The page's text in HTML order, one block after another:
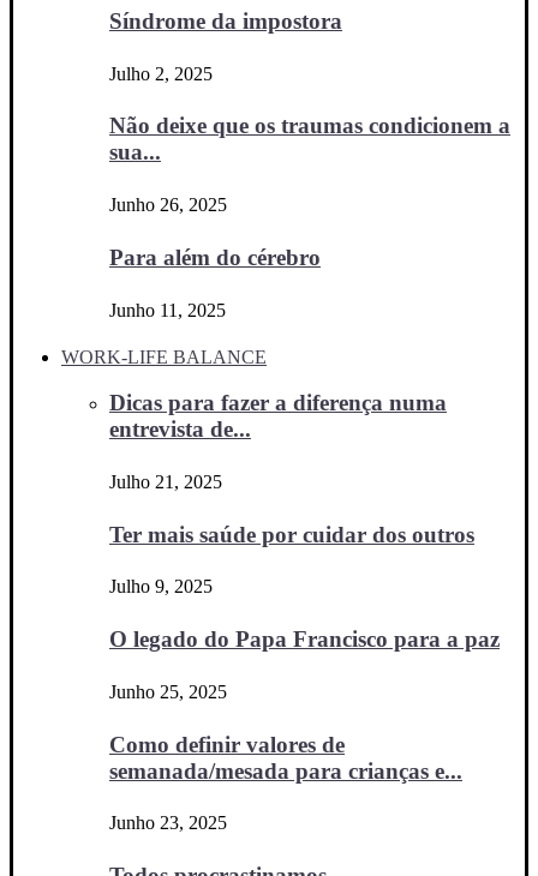
Síndrome da impostora
Julho 2, 2025
Não deixe que os traumas condicionem a
sua...
Junho 26, 2025
Para além do cérebro
Junho 11, 2025
WORK-LIFE BALANCE
Dicas para fazer a diferença numa
entrevista de...
Julho 21, 2025
Ter mais saúde por cuidar dos outros
Julho 9, 2025
O legado do Papa Francisco para a paz
Junho 25, 2025
Como definir valores de
semanada/mesada para crianças e...
Junho 23, 2025